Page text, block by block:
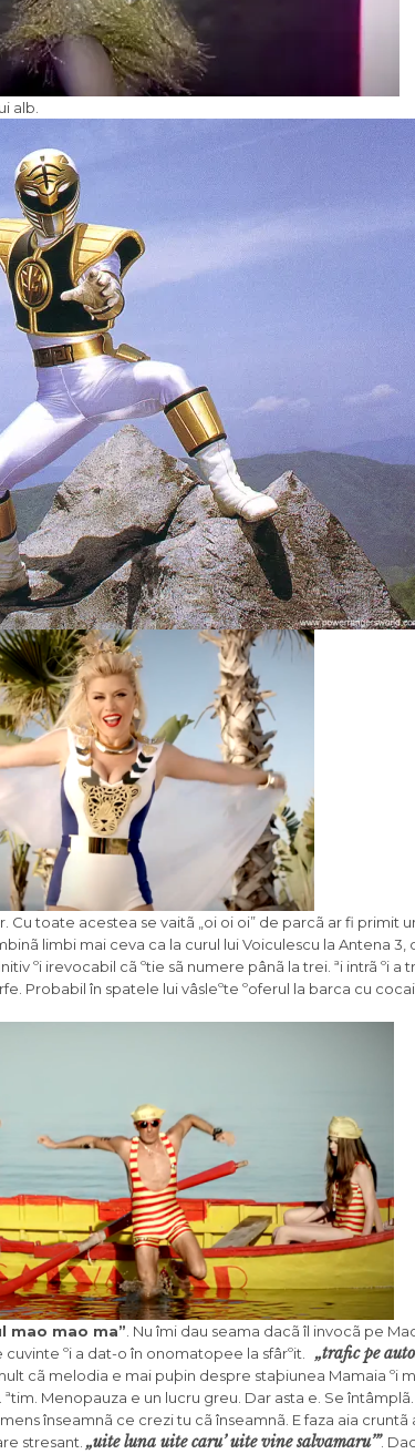
alb.
toate acestea se vaitã „oi oi oi” de parcã ar fi primit
limbi mai ceva ca la curul lui Voiculescu la Antena 3,
ºi irevocabil cã ºtie sã numere pânã la trei. ªi intrã ºi a
Probabil în spatele lui vâsleºte ºoferul la barca cu
mao mao ma” . Nu îmi dau seama dacã îl invocã pe
ºi a dat-o în onomatopee la sfârºit. „trafic pe
cã melodia e mai puþin despre staþiunea Mamaia ºi
Menopauza e un lucru greu. Dar asta e. Se întâmplã.
înseamnã ce crezi tu cã înseamnã. E faza aia cruntã
stresant. „uite luna uite caru’ uite vine salvamaru’”.